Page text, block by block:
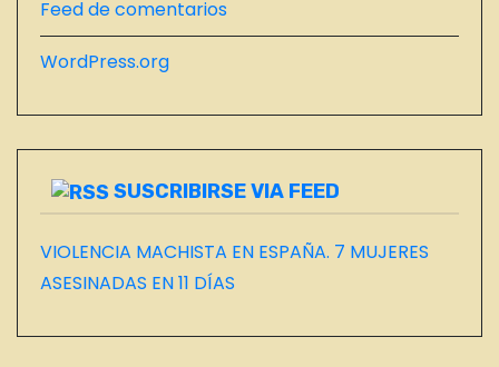
B
O
G
Feed de comentarios
WordPress.org
SUSCRIBIRSE VIA FEED
VIOLENCIA MACHISTA EN ESPAÑA. 7 MUJERES
ASESINADAS EN 11 DÍAS